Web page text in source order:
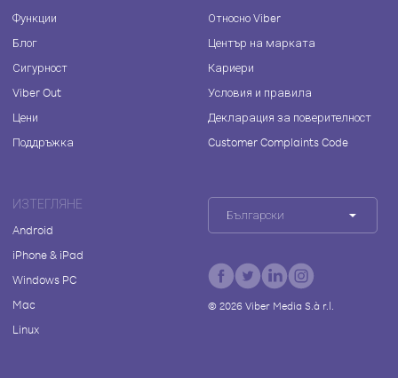
Функции
Блог
Сигурност
Viber Out
Цени
Поддръжка
Относно Viber
Център на марката
Кариери
Условия и правила
Декларация за поверителност
Customer Complaints Code
ИЗТЕГЛЯНЕ
Android
iPhone & iPad
Windows PC
Mac
Linux
Български
© 2026Viber Media S.à r.l.